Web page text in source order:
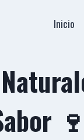
Inicio